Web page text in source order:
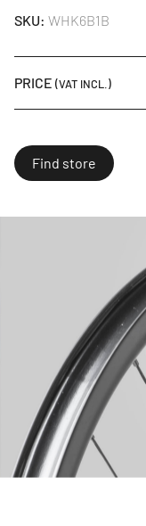
SKU: WHK6B1B
PRICE (VAT INCL.)
Find store